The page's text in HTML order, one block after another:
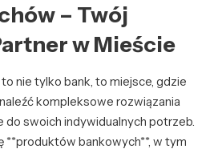
– Twój
w Mieście
nie tylko bank, to miejsce, gdzie
kompleksowe rozwiązania
do swoich indywidualnych potrzeb.
**produktów bankowych**, w tym